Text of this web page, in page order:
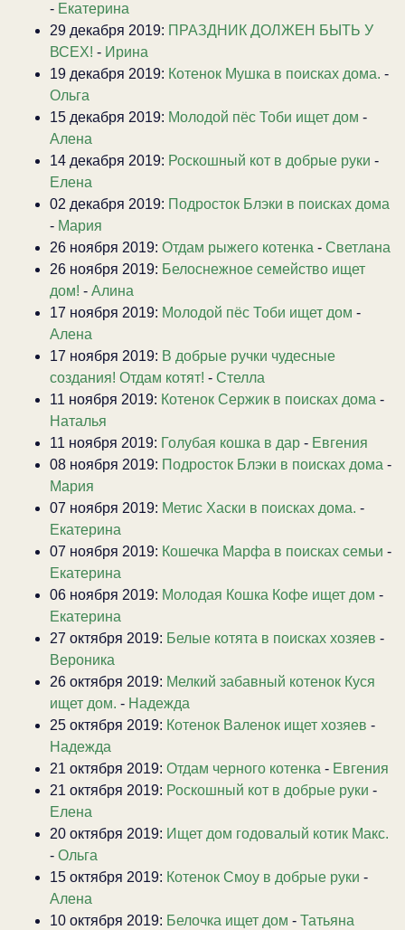
- Екатерина
29 декабря 2019: ПРАЗДНИК ДОЛЖЕН БЫТЬ У
ВСЕХ! - Ирина
19 декабря 2019: Котенок Мушка в поисках дома. -
Ольга
15 декабря 2019: Молодой пёс Тоби ищет дом -
Алена
14 декабря 2019: Роскошный кот в добрые руки -
Елена
02 декабря 2019: Подросток Блэки в поисках дома
- Мария
26 ноября 2019: Отдам рыжего котенка - Светлана
26 ноября 2019: Белоснежное семейство ищет
дом! - Алина
17 ноября 2019: Молодой пёс Тоби ищет дом -
Алена
17 ноября 2019: В добрые ручки чудесные
создания! Отдам котят! - Стелла
11 ноября 2019: Котенок Сержик в поисках дома -
Наталья
11 ноября 2019: Голубая кошка в дар - Евгения
08 ноября 2019: Подросток Блэки в поисках дома -
Мария
07 ноября 2019: Метис Хаски в поисках дома. -
Екатерина
07 ноября 2019: Кошечка Марфа в поисках семьи -
Екатерина
06 ноября 2019: Молодая Кошка Кофе ищет дом -
Екатерина
27 октября 2019: Белые котята в поисках хозяев -
Вероника
26 октября 2019: Мелкий забавный котенок Куся
ищет дом. - Надежда
25 октября 2019: Котенок Валенок ищет хозяев -
Надежда
21 октября 2019: Отдам черного котенка - Евгения
21 октября 2019: Роскошный кот в добрые руки -
Елена
20 октября 2019: Ищет дом годовалый котик Макс.
- Ольга
15 октября 2019: Котенок Смоу в добрые руки -
Алена
10 октября 2019: Белочка ищет дом - Татьяна